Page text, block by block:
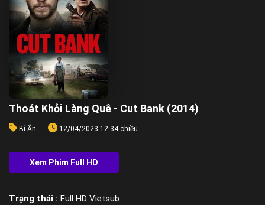
Thoát Khỏi Làng Quê - Cut Bank (2014)
Bí Ẩn 12/04/2023 12:34 chiều
Trạng thái : Full HD Vietsub